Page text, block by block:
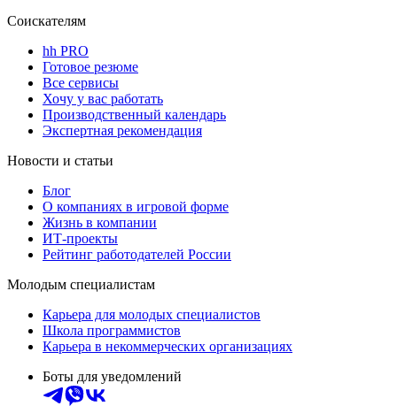
Соискателям
hh PRO
Готовое резюме
Все сервисы
Хочу у вас работать
Производственный календарь
Экспертная рекомендация
Новости и статьи
Блог
О компаниях в игровой форме
Жизнь в компании
ИТ-проекты
Рейтинг работодателей России
Молодым специалистам
Карьера для молодых специалистов
Школа программистов
Карьера в некоммерческих организациях
Боты для уведомлений